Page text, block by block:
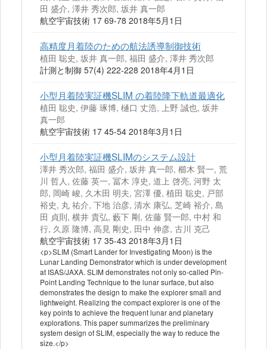
田 盛介, 澤井 秀次郎, 坂井 真一郎
航空宇宙技術 17 69-78 2018年5月1日
高精度月着陸のための航法誘導制御技術
植田 聡史, 坂井 真一郎, 福田 盛介, 澤井 秀次郎
計測と制御 57(4) 222-228 2018年4月1日
小型月着陸実証機SLIM の着陸降下軌道最適化
植田 聡史, 伊藤 琢博, 樋口 丈浩, 上野 誠也, 坂井
真一郎
航空宇宙技術 17 45-54 2018年3月1日
小型月着陸実証機SLIMのシステム設計
澤井 秀次郎, 福田 盛介, 坂井 真一郎, 櫛木 賢一, 荒
川 哲人, 佐藤 英一, 冨木 淳史, 道上 啓亮, 河野 太
郎, 岡崎 峻, 久木田 明夫, 宮澤 優, 植田 聡史, 戸部
裕史, 丸 祐介, 下地 治彦, 清水 康弘, 芝崎 裕介, 島
田 貞則, 横井 貴弘, 藪下 剛, 佐藤 賢一郎, 中村 和
行, 久原 隆博, 高見 剛史, 田中 伸彦, 古川 克己
航空宇宙技術 17 35-43 2018年3月1日
<p>SLIM (Smart Lander for Investigating Moon) is the
Lunar Landing Demonstrator which is under development
at ISAS/JAXA. SLIM demonstrates not only so-called Pin-
Point Landing Technique to the lunar surface, but also
demonstrates the design to make the explorer small and
lightweight. Realizing the compact explorer is one of the
key points to achieve the frequent lunar and planetary
explorations. This paper summarizes the preliminary
system design of SLIM, especially the way to reduce the
size.</p>